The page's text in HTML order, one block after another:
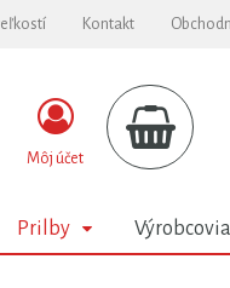
Kontakt
Môj účet
Prilby Výrobcovia